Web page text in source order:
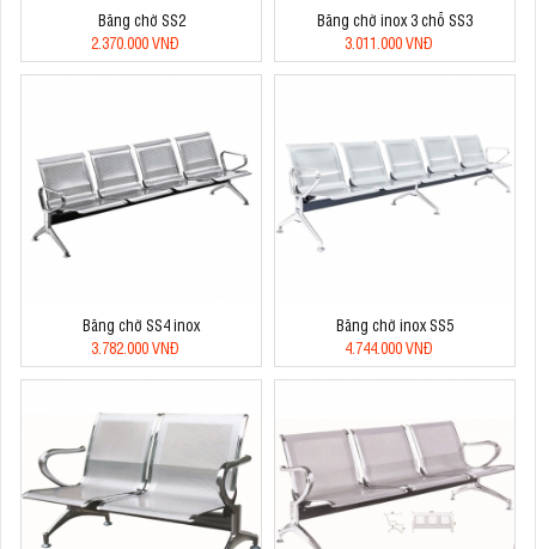
Băng chờ SS2
2.370.000 VNĐ
Băng chờ inox 3 chỗ SS3
3.011.000 VNĐ
Băng chờ SS4 inox
3.782.000 VNĐ
Băng chờ inox SS5
4.744.000 VNĐ